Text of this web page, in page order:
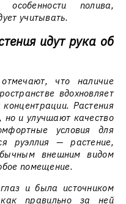
полива,
учитывать.
идут рука об
что наличие
вдохновляет
Растения
но и улучшают качество
условия для
руэллия — растение,
внешним видом
помещение.
и была источником
правильно за ней